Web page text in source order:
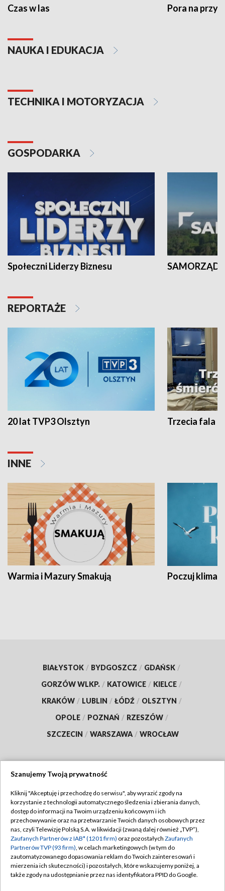
Czas w las Pora na
NAUKA I EDUKACJA
TECHNIKA I MOTORYZACJA
GOSPODARKA
Społeczni Liderzy Biznesu SAMORZĄD
REPORTAŻE
20 lat TVP3 Olsztyn Trzecia fala -
INNE
Warmia i Mazury Smakują Poczuj klimat
BIAŁYSTOK / BYDGOSZCZ / GDAŃSK /
GORZÓW WLKP. / KATOWICE / KIELCE /
KRAKÓW / LUBLIN / ŁÓDŹ / OLSZTYN /
OPOLE / POZNAŃ / RZESZÓW /
SZCZECIN / WARSZAWA / WROCŁAW
TVP
Abonament TVP
Emisja w TVP
Centrum informacji TVP
Naziemna Telewizja Cyfrowa
Regulamin TVP
Polityka prywatności
Moje zgody
Pomoc
Szanujemy Twoją prywatność
Kliknij "Akceptuję i przechodzę do serwisu", aby wyrazić zgody na
korzystanie z technologii automatycznego śledzenia i zbierania danych,
dostęp do informacji na Twoim urządzeniu końcowym i ich
przechowywanie oraz na przetwarzanie Twoich danych osobowych przez
nas, czyli Telewizję Polską S.A. w likwidacji (zwaną dalej również „TVP”),
Zaufanych Partnerów z IAB* (1201 firm) oraz pozostałych Zaufanych
Partnerów TVP (93 firm), w celach marketingowych (w tym do
zautomatyzowanego dopasowania reklam do Twoich zainteresowań i
mierzenia ich skuteczności) i pozostałych, które wskazujemy poniżej, a
także zgody na udostępnianie przez nas identyfikatora PPID do Google.